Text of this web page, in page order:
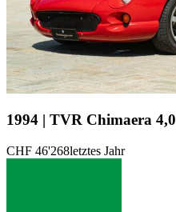
1994 | TVR Chimaera 4,0
CHF 46'268letztes Jahr